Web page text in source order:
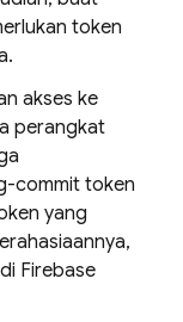
token
akses ke
perangkat
commit token
yang
Firebase